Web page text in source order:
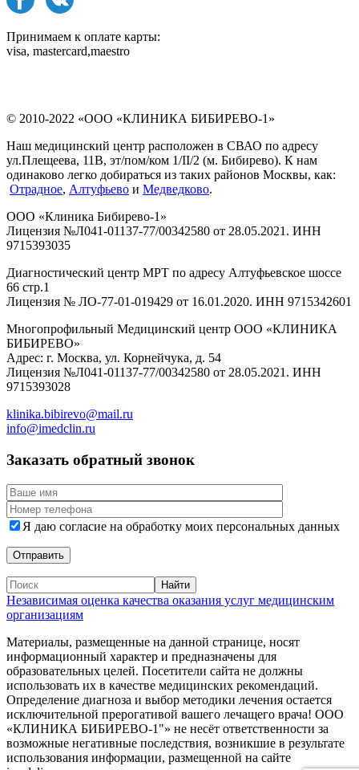
Принимаем к оплате карты:
visa, mastercard,maestro
© 2010-2022 «ООО «КЛИНИКА БИБИРЕВО-1»
Наш медицинский центр расположен в СВАО по адресу
ул.Плещеева, 11В, эт/пом/ком 1/II/2 (м. Бибирево). К нам
одинаково легко добираться из таких районов Москвы, как:
Отрадное, Алтуфьево и Медведково.
ООО «Клиника Бибирево-1»
Лицензия №Л041-01137-77/00342580 от 28.05.2021. ИНН
9715393035
Диагностический центр МРТ по адресу Алтуфьевское шоссе
66 стр.1
Лицензия № ЛО-77-01-019429 от 16.01.2020. ИНН 9715342601
Многопрофильный Медицинский центр ООО «КЛИНИКА
БИБИРЕВО»
Адрес: г. Москва, ул. Корнейчука, д. 54
Лицензия №Л041-01137-77/00342580 от 28.05.2021. ИНН
9715393028
klinika.bibirevo@mail.ru
info@imedclin.ru
Заказать обратный звонок
Я даю согласие на обработку моих персональных данных
Независимая оценка качества оказания услуг медицинским
организациям
Материалы, размещенные на данной странице, носят
информационный характер и предназначены для
образовательных целей. Посетители сайта не должны
использовать их в качестве медицинских рекомендаций.
Определение диагноза и выбор методики лечения остается
исключительной прерогативой вашего лечащего врача! ООО
«КЛИНИКА БИБИРЕВО-1"» не несёт ответственности за
возможные негативные последствия, возникшие в результате
использования информации, размещенной на сайте